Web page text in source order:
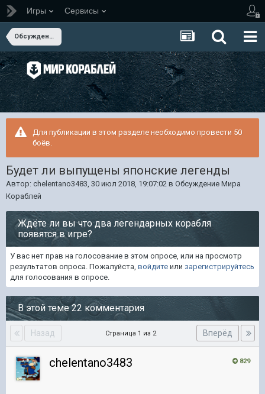
Игры Сервисы
Обсуждение Мира Кораблей
Для публикации в этом разделе необходимо провести 50
боёв.
Будет ли выпущены японские легенды
Автор: chelentano3483, 30 июл 2018, 19:07:02 в Обсуждение Мира
Кораблей
Ждёте ли вы что два легендарных корабля
появятся в игре?
У вас нет прав на голосование в этом опросе, или на просмотр
результатов опроса. Пожалуйста, войдите или зарегистрируйтесь
для голосования в опросе.
В этой теме 22 комментария
Назад Вперёд
Страница 1 из 2
829
chelentano3483